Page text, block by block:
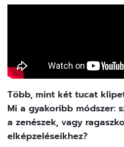
Több, mint két tucat
Mi a gyakoribb módszer:
a zenészek, vagy
elképzeléseikhez?